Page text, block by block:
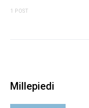
1 POST
Millepiedi